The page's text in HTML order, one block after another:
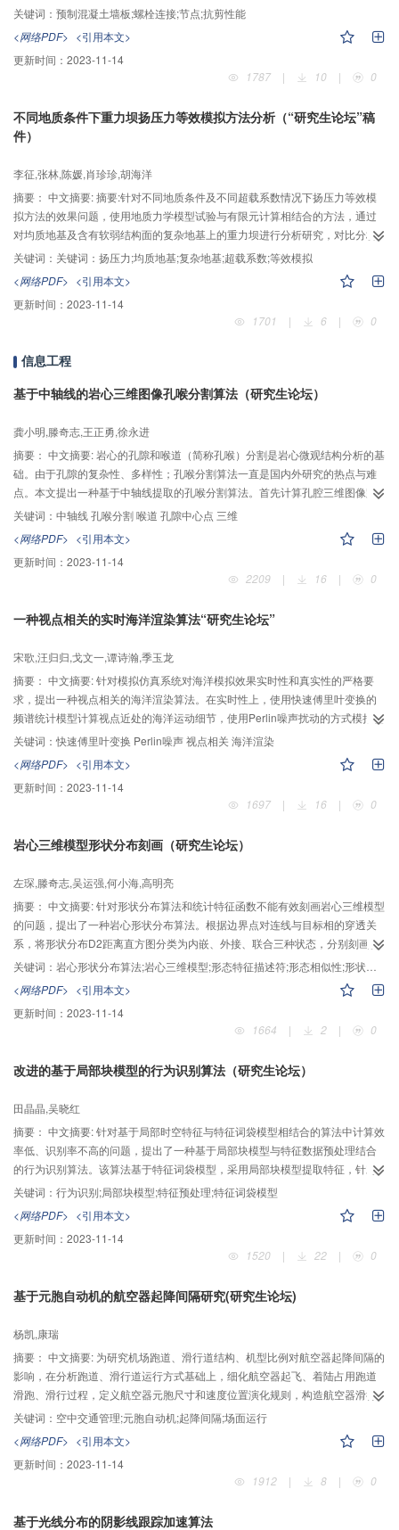
刚度退化情况以及延性指标进行了计算和分析。研究结果表明：装配式螺栓连
接具有良好的承载力、刚度及耗能能力，是一种可靠的干连接方式；通过对薄
弱部位进行箍筋加密和增加螺栓的个数，能显著提高装配式螺栓连接的抗剪性
能。
关键词： 预制混凝土墙板;螺栓连接;节点;抗剪性能
<网络PDF> <引用本文>
更新时间： 2023-11-14
1787
| 10 | 0
不同地质条件下重力坝扬压力等效模拟方法分析（“研究生论坛”稿
件）
李征,张林,陈媛,肖珍珍,胡海洋
摘要： 中文摘要: 摘要:针对不同地质条件及不同超载系数情况下扬压力等效模
拟方法的效果问题，使用地质力学模型试验与有限元计算相结合的方法，通过
对均质地基及含有软弱结构面的复杂地基上的重力坝进行分析研究，对比分析
地质力学模型试验、利用有限元进行计算的等效扬压力模型和实际扬压力模型
（以下简称为等效模型和实际模型）所得结果，验证了不同地基条件及不同超
载系数情况下扬压力等效模拟的可行性。成果表明，扬压力等效模拟的方法在
均质地基和复杂地基的不同超载系数下均能较为合理的实现对重力坝扬压力的
关键词： 关键词：扬压力;均质地基;复杂地基;超载系数;等效模拟
<网络PDF> <引用本文>
更新时间： 2023-11-14
1701
| 6 | 0
信息工程
基于中轴线的岩心三维图像孔喉分割算法（研究生论坛）
龚小明,滕奇志,王正勇,徐永进
摘要： 中文摘要: 岩心的孔隙和喉道（简称孔喉）分割是岩心微观结构分析的基
础。由于孔隙的复杂性、多样性；孔喉分割算法一直是国内外研究的热点与难
点。本文提出一种基于中轴线提取的孔喉分割算法。首先计算孔腔三维图像距
离变换的梯度；提取孔腔中轴线及孔腔截面信息。然后寻找具有孔腔截面面积
局部最小值的截面，作为喉道。寻找具有孔腔截面面积局部最大值的中轴点，
作为孔隙中心点。再进行生长分割和喉道后期处理。实验结果表明该方法具有
良好的孔喉分割效果。最后提出了一种喉道法向量提取方法，并通过实验进行
关键词： 中轴线 孔喉分割 喉道 孔隙中心点 三维
<网络PDF> <引用本文>
更新时间： 2023-11-14
2209
| 16 | 0
一种视点相关的实时海洋渲染算法“研究生论坛”
宋歌,汪归归,戈文一,谭诗瀚,季玉龙
摘要： 中文摘要: 针对模拟仿真系统对海洋模拟效果实时性和真实性的严格要
求，提出一种视点相关的海洋渲染算法。在实时性上，使用快速傅里叶变换的
频谱统计模型计算视点近处的海洋运动细节，使用Perlin噪声扰动的方式模拟视
点远处的海洋运动，并对远近过渡区域进行alpha混合处理；在真实性上，构建
视点相关的海洋网格并通过实时坐标转换使其能够适用于全球漫游，并结合实
时光照和水底折射渲染海水颜色。文章提供了能够适用全球范围海洋真实模拟
的新方法。实验表明该算法在展现逼真海洋视觉效果的同时，具有较高的渲染
关键词：快速傅里叶变换 Perlin噪声 视点相关 海洋渲染
<网络PDF> <引用本文>
更新时间： 2023-11-14
1697
| 16 | 0
岩心三维模型形状分布刻画（研究生论坛）
左琛,滕奇志,吴运强,何小海,高明亮
摘要： 中文摘要: 针对形状分布算法和统计特征函数不能有效刻画岩心三维模型
的问题，提出了一种岩心形状分布算法。根据边界点对连线与目标相的穿透关
系，将形状分布D2距离直方图分类为内嵌、外接、联合三种状态，分别刻画孔
隙骨架结构，并利用分类发生频率刻画孔隙骨架分布情况，提取岩心形态特征
描述符。在统计足量随机边界点对之后，生成概率分布函数。最后，给出了量
化比较岩心三维模型形态相似性的方法。对多组岩样进行了实验，结果表明该
算法能够有效提取岩心形态特征，比较各岩心之间的形态相似性，具有比原有
形状分布和统计特征函数更为准确的刻画能力。
关键词： 岩心形状分布算法;岩心三维模型;形态特征描述符;形态相似性;形状分布算法;统计特征函数
<网络PDF> <引用本文>
更新时间： 2023-11-14
1664
| 2 | 0
改进的基于局部块模型的行为识别算法（研究生论坛）
田晶晶,吴晓红
摘要： 中文摘要: 针对基于局部时空特征与特征词袋模型相结合的算法中计算效
率低、识别率不高的问题，提出了一种基于局部块模型与特征数据预处理结合
的行为识别算法。该算法基于特征词袋模型，采用局部块模型提取特征，针对
局部块模型算法中处理数据维度高，相关性强导致的识别率低的问题，将多变
量的复杂问题简化为低维空间的简单问题，对其数据处理过程进行了改进，同
时优化了局部块模型中的帧采样过程。与原算法相比计算效率与识别率都有较
大提升，较其他同类算法也具有一定优势。两个通用视频库上的实验证明了算
关键词： 行为识别;局部块模型;特征预处理;特征词袋模型
<网络PDF> <引用本文>
更新时间： 2023-11-14
1520
| 22 | 0
基于元胞自动机的航空器起降间隔研究(研究生论坛)
杨凯,康瑞
摘要： 中文摘要: 为研究机场跑道、滑行道结构、机型比例对航空器起降间隔的
影响，在分析跑道、滑行道运行方式基础上，细化航空器起飞、着陆占用跑道
滑跑、滑行过程，定义航空器元胞尺寸和速度位置演化规则，构造航空器滑行
元胞自动机模型。计算机数值模拟得到滑行道位置、机型比例、机型组合改变
时，起降间隔、间隔标准差的变化趋势。仿真结果表明，滑行道距离跑道头越
近，起飞间隔越小；滑行道接近着陆航空器减速滑跑结束位置时，着陆间隔最
小；滑行道距跑道头450m-800m时，平均间隔最小为135s， 800m-900m时，
间隔标准差最小为20.9，与全中型机相比，全小型机时平均间隔减少17.8%,间
的影响，能为提高机场吞吐量提供技术支持。
关键词： 空中交通管理;元胞自动机;起降间隔;场面运行
<网络PDF> <引用本文>
更新时间： 2023-11-14
1912
| 8 | 0
基于光线分布的阴影线跟踪加速算法